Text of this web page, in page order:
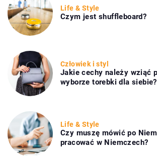
Life & Style
Czym jest shuffleboard?
Człowiek i styl
Jakie cechy należy wziąć
wyborze torebki dla siebie?
Life & Style
Czy muszę mówić po
pracować w Niemczech?